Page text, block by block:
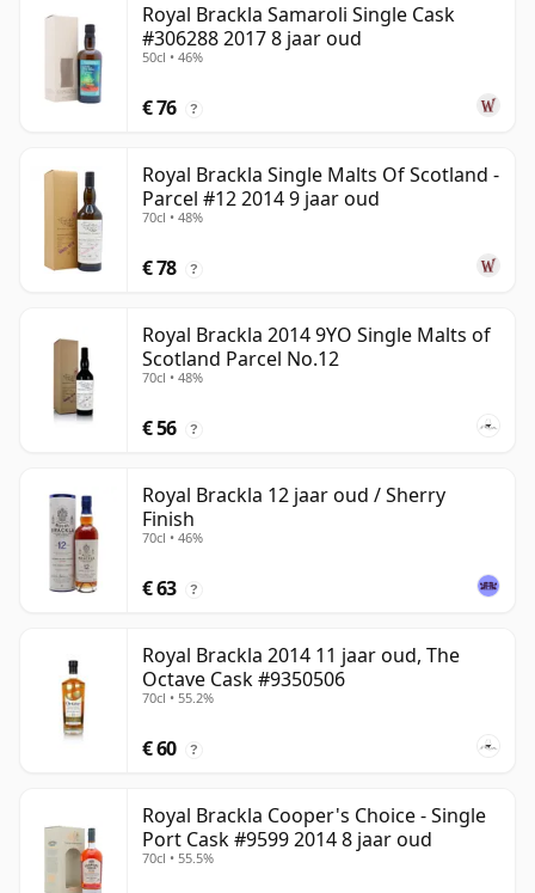
Royal Brackla Samaroli Single Cask
#306288 2017 8 jaar oud
50cl • 46%
€ 76 ?
Royal Brackla Single Malts Of Scotland -
Parcel #12 2014 9 jaar oud
70cl • 48%
€ 78 ?
Royal Brackla 2014 9YO Single Malts of
Scotland Parcel No.12
70cl • 48%
€ 56 ?
Royal Brackla 12 jaar oud / Sherry
Finish
70cl • 46%
€ 63 ?
Royal Brackla 2014 11 jaar oud, The
Octave Cask #9350506
70cl • 55.2%
€ 60 ?
Royal Brackla Cooper's Choice - Single
Port Cask #9599 2014 8 jaar oud
70cl • 55.5%